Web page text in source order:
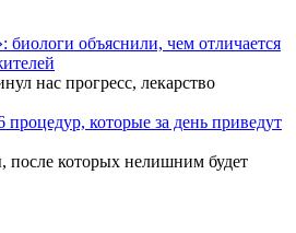
биологи объяснили, чем отличается
нас прогресс, лекарство
которые за день приведут
после которых нелишним будет